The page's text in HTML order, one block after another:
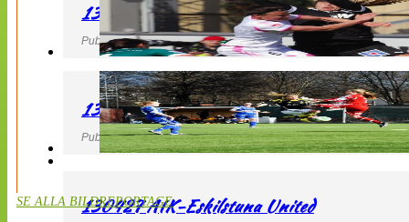
130427 IF Limhamn Bunkeflo – QBIK
Publicerad 27 April 2013, 21:10
130427 LdB FC Malmö – Mallbackens IF
Publicerad 27 April 2013, 20:54
130427 AIK-Eskilstuna United
SE ALLA BILDREPORTAGE